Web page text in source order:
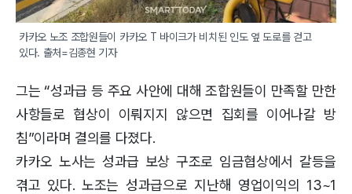
카카오 노조 조합원들이 카카오 T 바이크가 비치된 인도 옆 도로를 걷고
있다. 출처=김종현 기자
그는 “성과급 등 주요 사안에 대해 조합원들이 만족할 만한
사항들로 협상이 이뤄지지 않으면 집회를 이어나갈 방
침”이라며 결의를 다졌다.
카카오 노사는 성과급 보상 구조로 임금협상에서 갈등을
겪고 있다. 노조는 성과급으로 지난해 영업이익의 13~1